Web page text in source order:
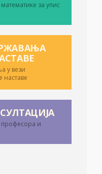
за упис
у вези
професора и